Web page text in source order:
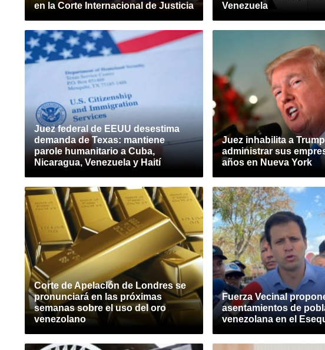
en la Corte Internacional de Justicia
Venezuela
Juez federal de EEUU desestima
demanda de Texas: mantiene
parole humanitario a Cuba,
Nicaragua, Venezuela y Haití
Juez inhabilita a
administrar sus
años en Nueva York
Corte de Apelación de Londres se
pronunciará en las próximas
semanas sobre el uso del oro
venezolano
Fuerza Vecinal
asentamientos de
venezolana en el